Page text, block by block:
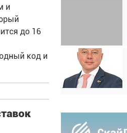
и
до 16
код и